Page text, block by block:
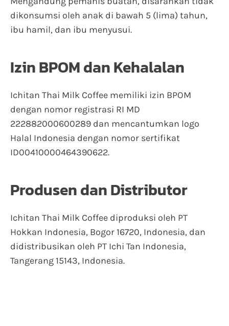
dikonsumsi oleh anak di bawah 5 (lima) tahun,
ibu hamil, dan ibu menyusui.
Izin BPOM dan Kehalalan
Ichitan Thai Milk Coffee memiliki izin BPOM
dengan nomor registrasi RI MD
222882000600289 dan mencantumkan logo
Halal Indonesia dengan nomor sertifikat
ID00410000464390622.
Produsen dan Distributor
Ichitan Thai Milk Coffee diproduksi oleh PT
Hokkan Indonesia, Bogor 16720, Indonesia, dan
didistribusikan oleh PT Ichi Tan Indonesia,
Tangerang 15143, Indonesia.